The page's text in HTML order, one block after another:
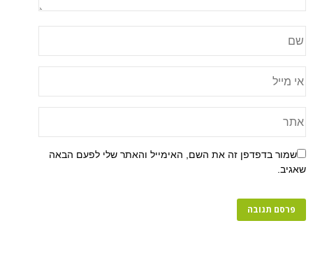
שמור בדפדפן זה את השם, האימייל והאתר שלי לפעם הבאה
שאגיב.